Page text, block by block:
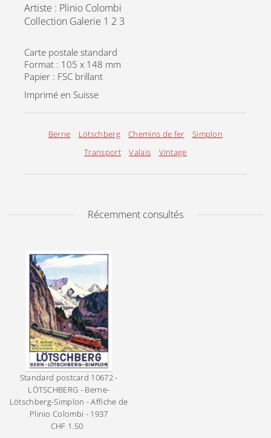
Artiste : Plinio Colombi
Collection Galerie 1 2 3
Carte postale standard
Format : 105 x 148 mm
Papier : FSC brillant
Imprimé en Suisse
Berne Lötschberg Chemins de fer
Simplon
Transport
Valais Vintage
Récemment consultés
Standard postcard 10672 -
LÖTSCHBERG - Berne-
Lötschberg-Simplon - Affiche de
Plinio Colombi - 1937
Prix
CHF 1.50